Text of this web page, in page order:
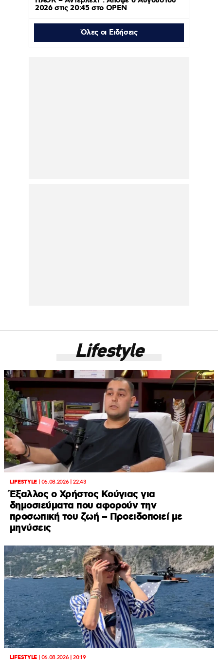
2026 στις 20:45 στο ΟΡΕΝ
Όλες οι Ειδήσεις
Lifestyle
LIFESTYLE| 06.08.2026 | 22:43
Έξαλλος ο Χρήστος Κούγιας για
δημοσιεύματα που αφορούν την
προσωπική του ζωή – Προειδοποιεί με
μηνύσεις
LIFESTYLE| 06.08.2026 | 20:19